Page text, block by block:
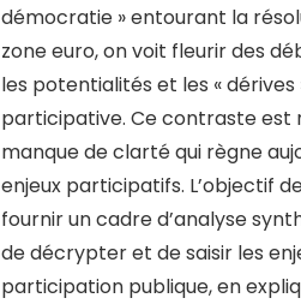
démocratie » entourant la
zone euro, on voit fleurir des
les potentialités et les «
participative. Ce contraste est
manque de clarté qui règne
enjeux participatifs. L’objectif
fournir un cadre d’analyse
de décrypter et de saisir les
participation publique, en